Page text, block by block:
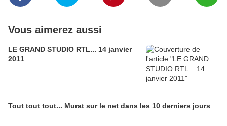
Vous aimerez aussi
LE GRAND STUDIO RTL... 14 janvier
2011
Tout tout tout... Murat sur le net dans les 10 derniers jours